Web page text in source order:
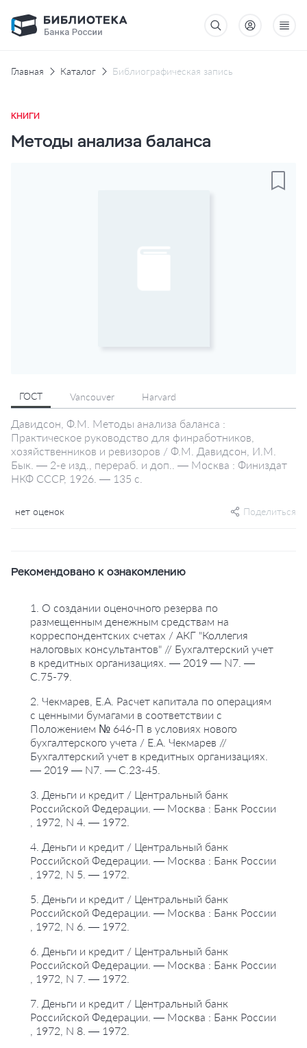
Главная Каталог Библиографическая запись
КНИГИ
Методы анализа баланса
ГОСТ Vancouver Harvard
Давидсон, Ф.М. Методы анализа баланса :
Практическое руководство для финработников,
хозяйственников и ревизоров / Ф.М. Давидсон, И.М.
Бык. — 2-е изд., перераб. и доп.. — Москва : Финиздат
НКФ СССР, 1926. — 135 с.
нет оценок Поделиться
Рекомендовано к ознакомлению
1. О создании оценочного резерва по
размещенным денежным средствам на
корреспондентских счетах / АКГ "Коллегия
налоговых консультантов" // Бухгалтерский учет
в кредитных организациях. — 2019 — N7. —
С.75-79.
2. Чекмарев, Е.А. Расчет капитала по операциям
с ценными бумагами в соответствии с
Положением № 646-П в условиях нового
бухгалтерского учета / Е.А. Чекмарев //
Бухгалтерский учет в кредитных организациях.
— 2019 — N7. — С.23-45.
3. Деньги и кредит / Центральный банк
Российской Федерации. — Москва : Банк России
, 1972, N 4. — 1972.
4. Деньги и кредит / Центральный банк
Российской Федерации. — Москва : Банк России
, 1972, N 5. — 1972.
5. Деньги и кредит / Центральный банк
Российской Федерации. — Москва : Банк России
, 1972, N 6. — 1972.
6. Деньги и кредит / Центральный банк
Российской Федерации. — Москва : Банк России
, 1972, N 7. — 1972.
7. Деньги и кредит / Центральный банк
Российской Федерации. — Москва : Банк России
, 1972, N 8. — 1972.